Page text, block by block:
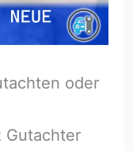
oder
Gutachter